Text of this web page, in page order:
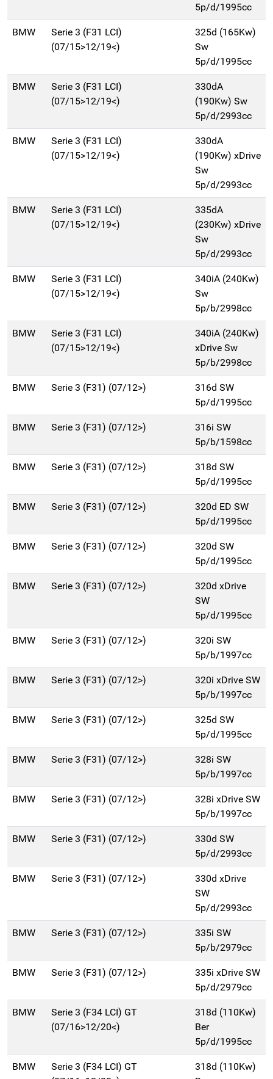
5p/d/1995cc
BMW
Serie 3 (F31 LCI)
(07/15>12/19<)
325d (165Kw)
Sw
5p/d/1995cc
BMW
Serie 3 (F31 LCI)
(07/15>12/19<)
330dA
(190Kw) Sw
5p/d/2993cc
BMW
Serie 3 (F31 LCI)
(07/15>12/19<)
330dA
(190Kw) xDrive
Sw
5p/d/2993cc
BMW
Serie 3 (F31 LCI)
(07/15>12/19<)
335dA
(230Kw) xDrive
Sw
5p/d/2993cc
BMW
Serie 3 (F31 LCI)
(07/15>12/19<)
340iA (240Kw)
Sw
5p/b/2998cc
BMW
Serie 3 (F31 LCI)
(07/15>12/19<)
340iA (240Kw)
xDrive Sw
5p/b/2998cc
BMW Serie 3 (F31) (07/12>)
316d SW
5p/d/1995cc
BMW Serie 3 (F31) (07/12>)
316i SW
5p/b/1598cc
BMW Serie 3 (F31) (07/12>)
318d SW
5p/d/1995cc
BMW Serie 3 (F31) (07/12>)
320d ED SW
5p/d/1995cc
BMW Serie 3 (F31) (07/12>)
320d SW
5p/d/1995cc
BMW Serie 3 (F31) (07/12>)
320d xDrive
SW
5p/d/1995cc
BMW Serie 3 (F31) (07/12>)
320i SW
5p/b/1997cc
BMW Serie 3 (F31) (07/12>)
320i xDrive SW
5p/b/1997cc
BMW Serie 3 (F31) (07/12>)
325d SW
5p/d/1995cc
BMW Serie 3 (F31) (07/12>)
328i SW
5p/b/1997cc
BMW Serie 3 (F31) (07/12>)
328i xDrive SW
5p/b/1997cc
BMW Serie 3 (F31) (07/12>)
330d SW
5p/d/2993cc
BMW Serie 3 (F31) (07/12>)
330d xDrive
SW
5p/d/2993cc
BMW Serie 3 (F31) (07/12>)
335i SW
5p/b/2979cc
BMW Serie 3 (F31) (07/12>)
335i xDrive SW
5p/d/2979cc
BMW
Serie 3 (F34 LCI) GT
(07/16>12/20<)
318d (110Kw)
Ber
5p/d/1995cc
BMW
Serie 3 (F34 LCI) GT
318d (110Kw)